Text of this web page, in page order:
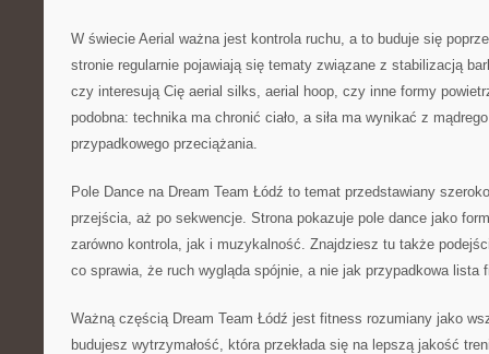
W świecie Aerial ważna jest kontrola ruchu, a to buduje się
stronie regularnie pojawiają się tematy związane z stabilizacją
czy interesują Cię aerial silks, aerial hoop, czy inne formy
podobna: technika ma chronić ciało, a siła ma wynikać z
przypadkowego przeciążania.
Pole Dance na Dream Team Łódź to temat przedstawiany
przejścia, aż po sekwencje. Strona pokazuje pole dance jako
zarówno kontrola, jak i muzykalność. Znajdziesz tu także
co sprawia, że ruch wygląda spójnie, a nie jak przypadkowa lista
Ważną częścią Dream Team Łódź jest fitness rozumiany jako
budujesz wytrzymałość, która przekłada się na lepszą jakość